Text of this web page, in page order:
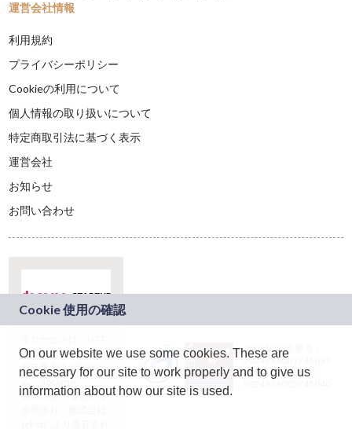
運営会社情報
利用規約
プライバシーポリシー
Cookieの利用について
個人情報の取り扱いについて
特定商取引法に基づく表示
運営会社
お知らせ
お問い合わせ
ドコモグループの新
規事業創出プログラ
ム「docomo
STARTUP」を通じて
JASRAC許諾番号：
9024936001Y45037
JASRAC許諾番号：
On our website we use some cookies. These are
necessary for our site to work properly and to give us
information about how our site is used.